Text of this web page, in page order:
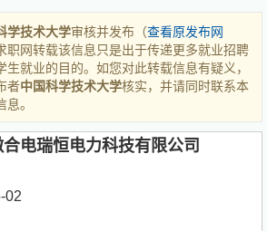
学技术大学审核并发布（查看原发布网
职网转载该信息只是出于传递更多就业招聘
生就业的目的。如您对此转载信息有疑义，
者中国科学技术大学核实，并请同时联系本
。
电瑞恒电力科技有限公司
02